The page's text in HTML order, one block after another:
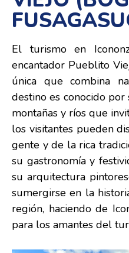
El turismo en
encantador Pueblito
única que combina
destino es conocido por
montañas y ríos que
los visitantes pueden
gente y de la rica
su gastronomía y
su arquitectura
sumergirse en la
región, haciendo de
para los amantes del